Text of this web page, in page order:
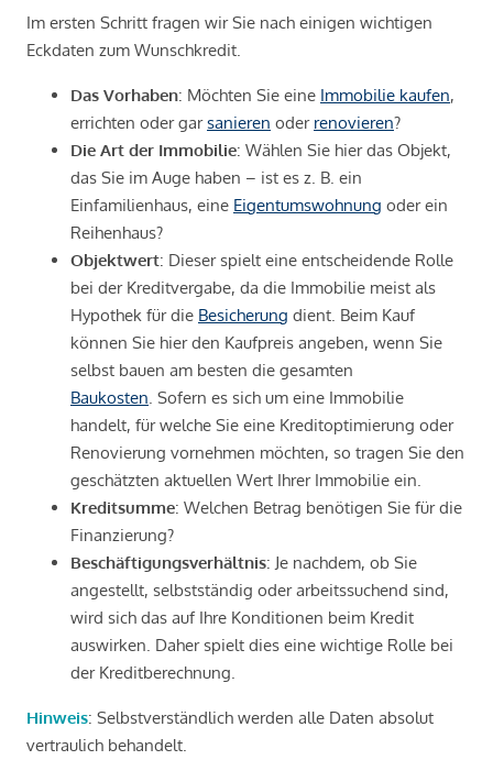
Im ersten Schritt fragen wir Sie nach einigen wichtigen
Eckdaten zum Wunschkredit.
Das Vorhaben: Möchten Sie eine Immobilie kaufen,
errichten oder garsanieren oder renovieren?
Die Art der Immobilie: Wählen Sie hier das Objekt,
das Sie im Auge haben – ist es z. B. ein
Einfamilienhaus, eine Eigentumswohnung oder ein
Reihenhaus?
Objektwert: Dieser spielt eine entscheidende Rolle
bei der Kreditvergabe, da die Immobilie meist als
Hypothek für die Besicherung dient. Beim Kauf
können Sie hier den Kaufpreis angeben, wenn Sie
selbst bauen am besten die gesamten
Baukosten . Sofern es sich um eine Immobilie
handelt, für welche Sie eine Kreditoptimierung oder
Renovierung vornehmen möchten, so tragen Sie den
geschätzten aktuellen Wert Ihrer Immobilie ein.
Kreditsumme: Welchen Betrag benötigen Sie für die
Finanzierung?
Beschäftigungsverhältnis: Je nachdem, ob Sie
angestellt, selbstständig oder arbeitssuchend sind,
wird sich das auf Ihre Konditionen beim Kredit
auswirken. Daher spielt dies eine wichtige Rolle bei
der Kreditberechnung.
Hinweis: Selbstverständlich werden alle Daten absolut
vertraulich behandelt.